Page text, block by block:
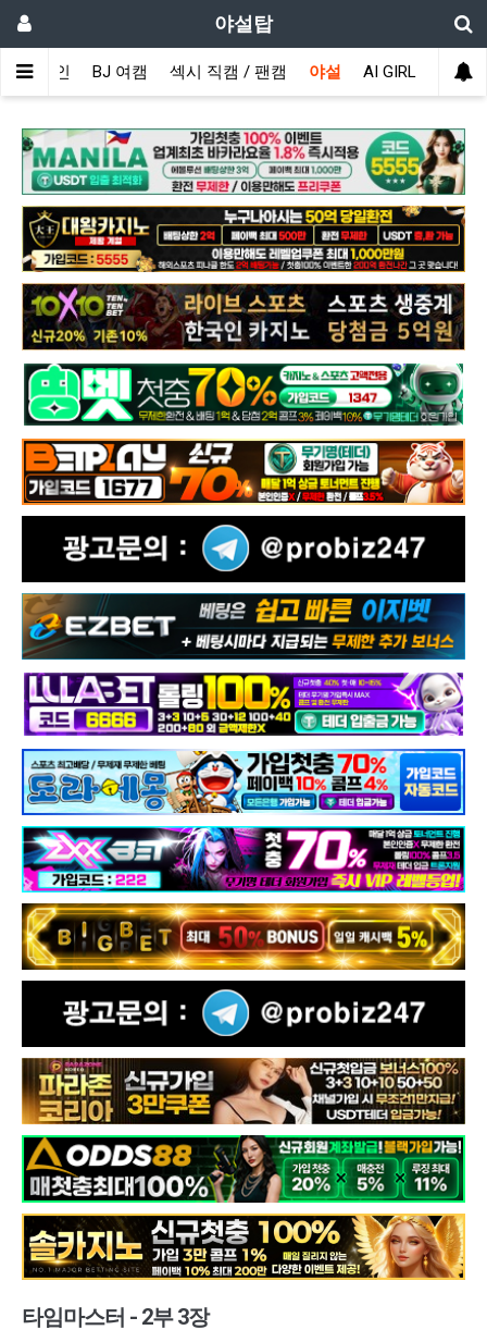
야설탑
메인 BJ 여캠 섹시 직캠 / 팬캠 야설 AI GIRL
타임마스터 - 2부 3장